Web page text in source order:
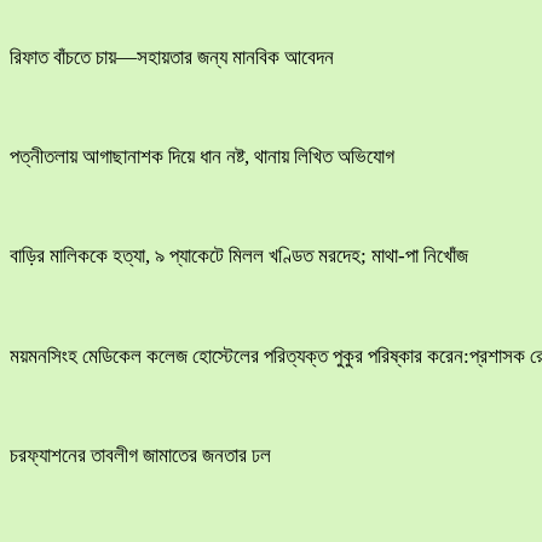
রিফাত বাঁচতে চায়—সহায়তার জন্য মানবিক আবেদন
পত্নীতলায় আগাছানাশক দিয়ে ধান নষ্ট, থানায় লিখিত অভিযোগ
বাড়ির মালিককে হত্যা, ৯ প্যাকেটে মিলল খণ্ডিত মরদেহ; মাথা-পা নিখোঁজ
ময়মনসিংহ মেডিকেল কলেজ হোস্টেলের পরিত্যক্ত পুকুর পরিষ্কার করেন:প্রশাসক
চরফ্যাশনের তাবলীগ জামাতের জনতার ঢল